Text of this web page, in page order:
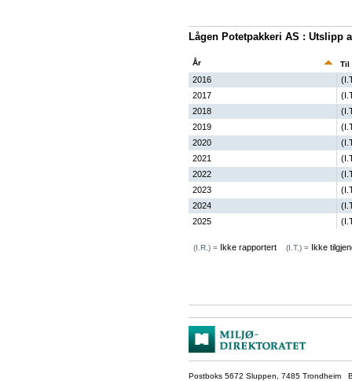
Lågen Potetpakkeri AS : Utslipp
År
2016
2017
2018
2019
2020
2021
2022
2023
2024
2025
(I.R.) = Ikke rapportert (I.T.) = Ikke
Postboks 5672 Sluppen, 7485 Trondheim